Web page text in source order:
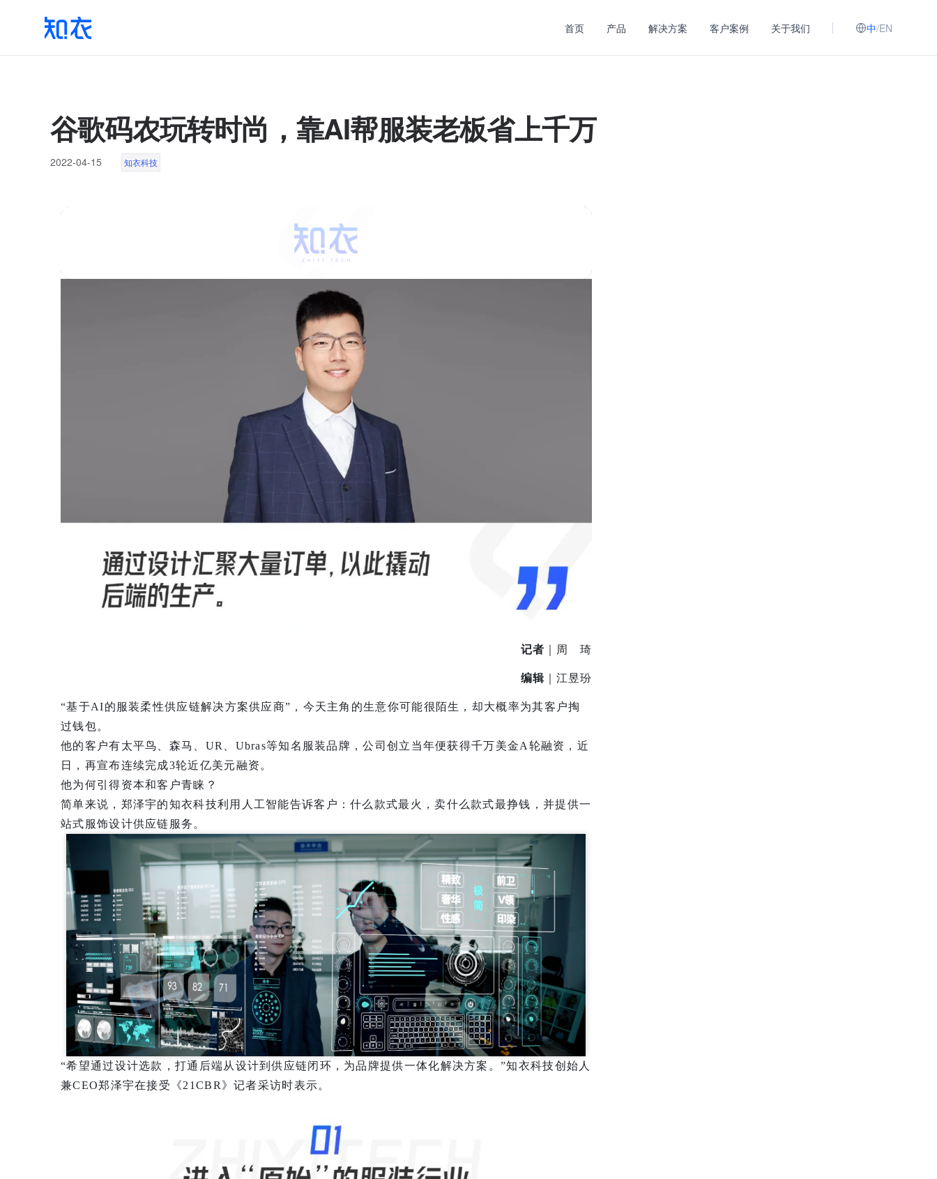
首页 产品 解决方案 客户案例 关于我们 中/EN
谷歌码农玩转时尚，靠AI帮服装老板省上千万
2022-04-15 知衣科技
记者 ｜周 琦
编辑 ｜江昱玢
“基于AI的服装柔性供应链解决方案供应商”，今天主角的生意你可能很陌生，却大概率为其客户掏
过钱包。
他的客户有太平鸟、森马、UR、Ubras等知名服装品牌，公司创立当年便获得千万美金A轮融资，近
日，再宣布连续完成3轮近亿美元融资。
他为何引得资本和客户青睐？
简单来说，郑泽宇的知衣科技利用人工智能告诉客户：什么款式最火，卖什么款式最挣钱，并提供一
站式服饰设计供应链服务。
“希望通过设计选款，打通后端从设计到供应链闭环，为品牌提供一体化解决方案。”知衣科技创始人
兼CEO郑泽宇在接受《21CBR》记者采访时表示。